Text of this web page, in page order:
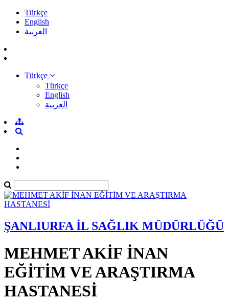
Türkçe
English
العربية
Türkçe
Türkçe
English
العربية
ŞANLIURFA İL SAĞLIK MÜDÜRLÜĞÜ
MEHMET AKİF İNAN
EĞİTİM VE ARAŞTIRMA
HASTANESİ